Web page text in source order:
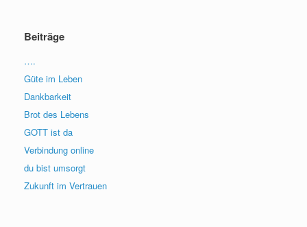
Beiträge
….
Güte im Leben
Dankbarkeit
Brot des Lebens
GOTT ist da
Verbindung online
du bist umsorgt
Zukunft im Vertrauen